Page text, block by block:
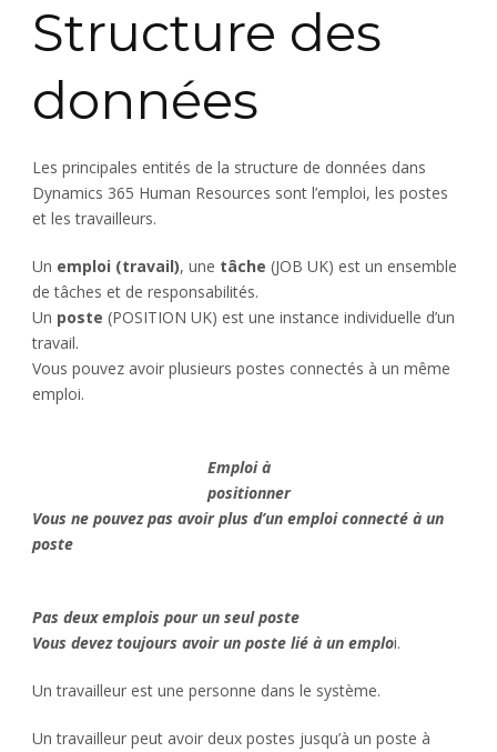
Structure des
données
Les principales entités de la structure de données dans
Dynamics 365 Human Resources sont l’emploi, les postes
et les travailleurs.
Un emploi (travail), une tâche (JOB UK) est un ensemble
de tâches et de responsabilités.
Un poste (POSITION UK) est une instance individuelle d’un
travail.
Vous pouvez avoir plusieurs postes connectés à un même
emploi.
Emploi à
positionner
Vous ne pouvez pas avoir plus d’un emploi connecté à un
poste
Pas deux emplois pour un seul poste
Vous devez toujours avoir un poste lié à un emploi.
Un travailleur est une personne dans le système.
Un travailleur peut avoir deux postes jusqu’à un poste à